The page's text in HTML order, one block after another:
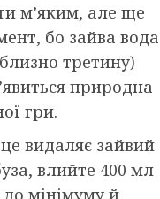
м’яким, але ще
бо зайва вода
третину)
природна
гри.
видаляє зайвий
влийте 400 мл
мінімуму й